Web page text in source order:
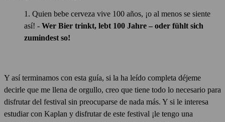
Quien bebe cerveza vive 100 años, ¡o al menos se siente
así! - Wer Bier trinkt, lebt 100 Jahre – oder fühlt sich
zumindest so!
Y así terminamos con esta guía, si la ha leído completa déjeme
decirle que me llena de orgullo, creo que tiene todo lo necesario para
disfrutar del festival sin preocuparse de nada más. Y si le interesa
estudiar con Kaplan y disfrutar de este festival ¡le tengo una